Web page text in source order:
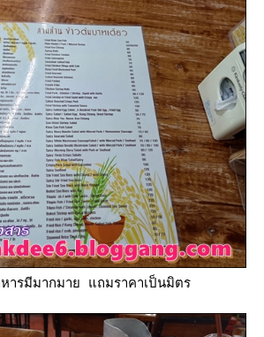
หารมีมากมาย แถมราคาเป็นมิตร